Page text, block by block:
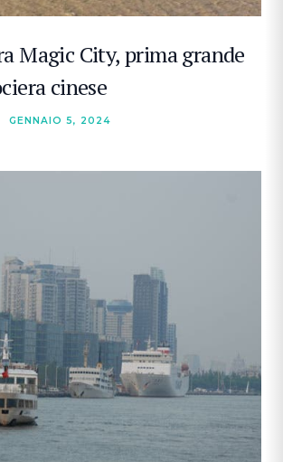
Magic City, prima grande
cinese
GENNAIO 5, 2024